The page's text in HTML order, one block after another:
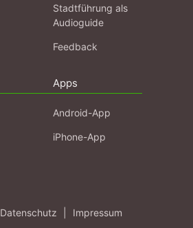
Stadtführung als
Audioguide
Feedback
Apps
Android-App
iPhone-App
Datenschutz Impressum